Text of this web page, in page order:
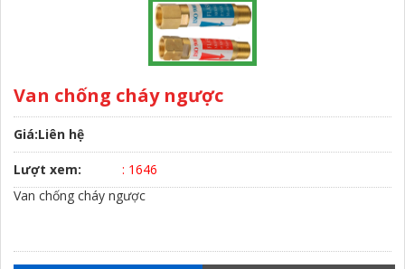
Van chống cháy ngược
Giá:Liên hệ
Lượt xem:
: 1646
Van chống cháy ngược